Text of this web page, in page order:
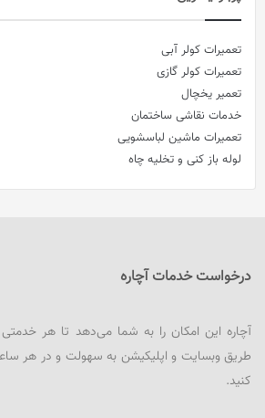
تعمیرات کولر آبی
تعمیرات کولر گازی
تعمیر یخچال
خدمات نقاشی ساختمان
تعمیرات ماشین لباسشویی
لوله باز کنی و تخلیه چاه
درخواست خدمات آچاره
آچاره این امکان را به شما می‌دهد تا هر خدمتی
طریق وبسایت و اپلیکیشن به سهولت و در هر
کنید.